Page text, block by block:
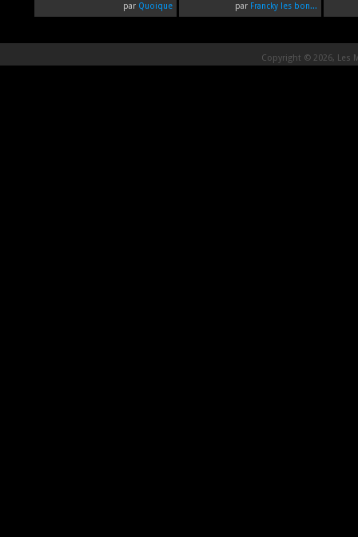
par Quoique
par Francky les bon...
Copyright © 2026, Les